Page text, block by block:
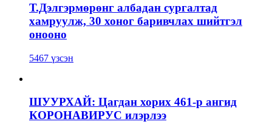
Т.Дэлгэрмөрөнг албадан сургалтад
хамруулж, 30 хоног баривчлах шийтгэл
онооно
5467 үзсэн
ШУУРХАЙ: Цагдан хорих 461-р ангид
КОРОНАВИРУС илэрлээ